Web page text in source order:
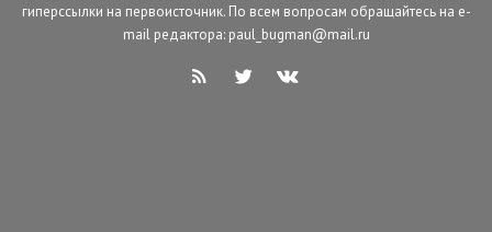
гиперссылки на первоисточник. По всем вопросам обращайтесь на e-
mail редактора: paul_bugman@mail.ru